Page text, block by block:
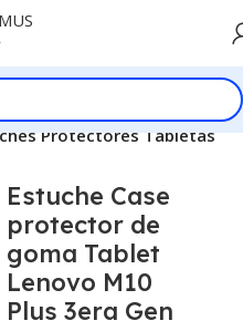
Protectores Tabletas
Estuche Case
protector de
goma Tablet
Lenovo M10
Plus 3era Gen